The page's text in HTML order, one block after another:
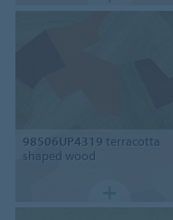
98506UP4319 terracotta
shaped wood